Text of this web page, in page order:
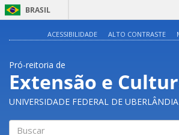
BRASIL
ACESSIBILIDADE ALTO CONTRASTE
Pró-reitoria de
Extensão e
UNIVERSIDADE FEDERAL DE UBERLÂNDIA